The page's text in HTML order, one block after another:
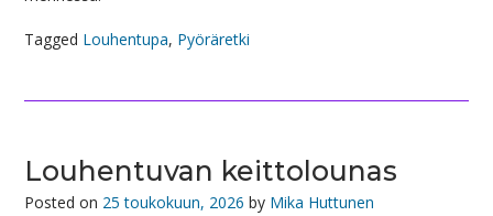
Tagged Louhentupa, Pyöräretki
Louhentuvan keittolounas
Posted on 25 toukokuun, 2026 by Mika Huttunen